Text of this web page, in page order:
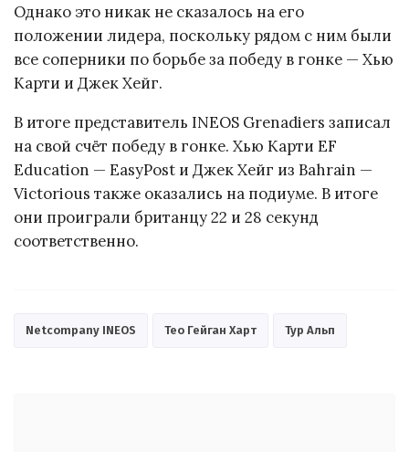
Однако это никак не сказалось на его
положении лидера, поскольку рядом с ним были
все соперники по борьбе за победу в гонке — Хью
Карти и Джек Хейг.
В итоге представитель INEOS Grenadiers записал
на свой счёт победу в гонке. Хью Карти EF
Education — EasyPost и Джек Хейг из Bahrain —
Victorious также оказались на подиуме. В итоге
они проиграли британцу 22 и 28 секунд
соответственно.
Netcompany INEOS Тео Гейган Харт Тур Альп